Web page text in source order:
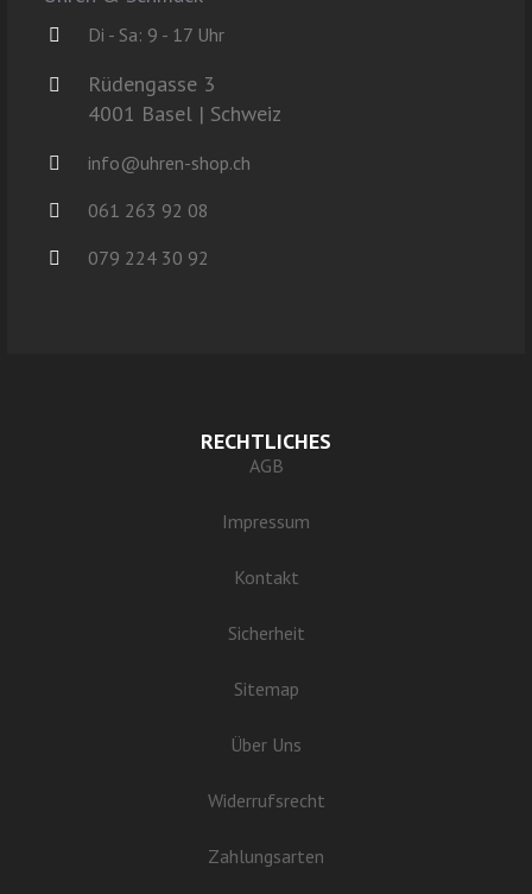
Di - Sa: 9 - 17 Uhr
Rüdengasse 3
4001 Basel | Schweiz
info@uhren-shop.ch
061 263 92 08
079 224 30 92
RECHTLICHES
AGB
Impressum
Kontakt
Sicherheit
Sitemap
Über Uns
Widerrufsrecht
Zahlungsarten